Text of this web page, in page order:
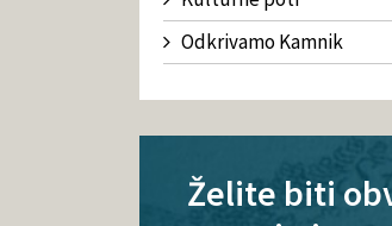
Odkrivamo Kamnik
Želite biti